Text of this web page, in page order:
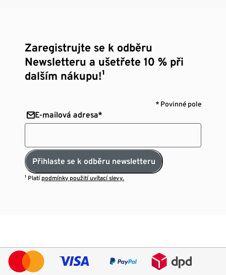
Zaregistrujte se k odběru
Newsletteru a ušetřete 10 % při
dalším nákupu!¹
* Povinné pole
E-mailová adresa*
Přihlaste se k odběru newsletteru
¹ Platí podmínky použití uvítací slevy.